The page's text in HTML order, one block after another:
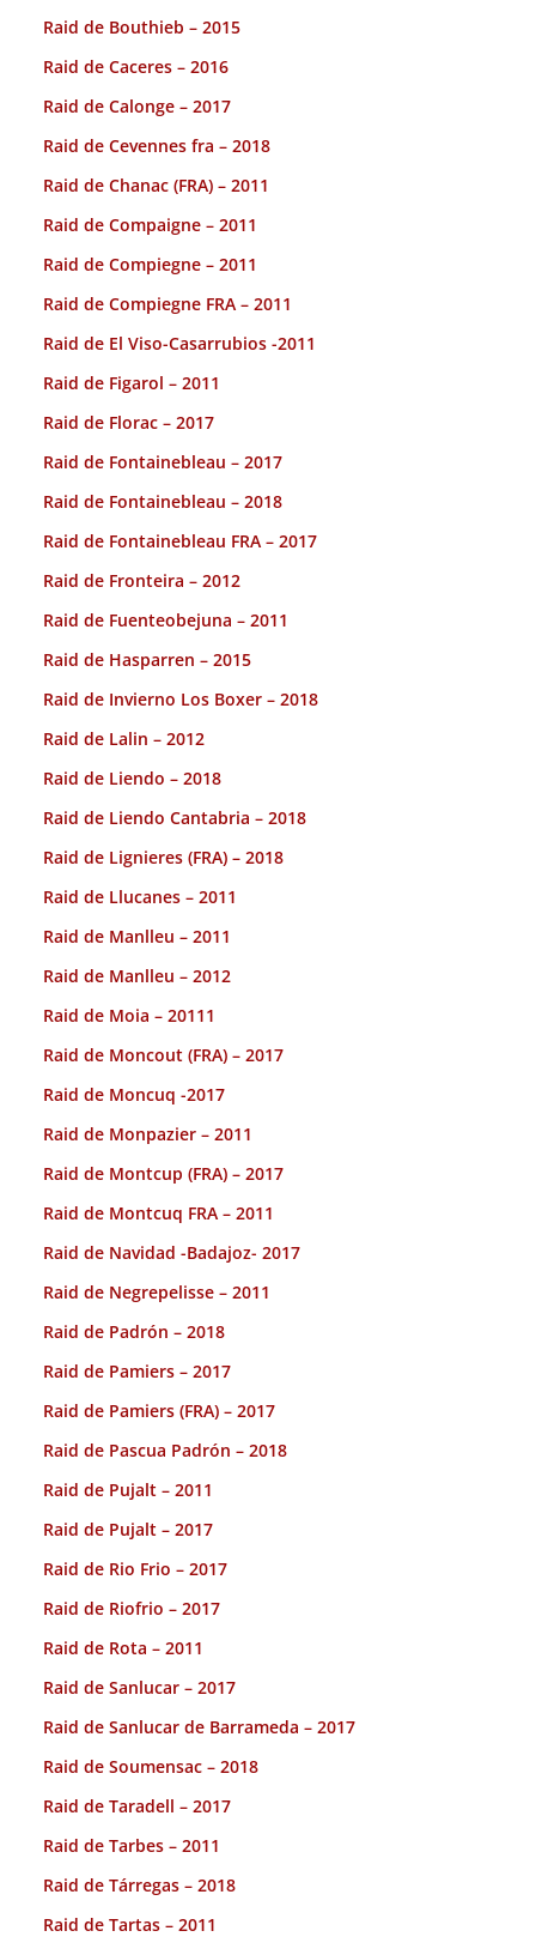
Raid de Bouthieb – 2015
Raid de Caceres – 2016
Raid de Calonge – 2017
Raid de Cevennes fra – 2018
Raid de Chanac (FRA) – 2011
Raid de Compaigne – 2011
Raid de Compiegne – 2011
Raid de Compiegne FRA – 2011
Raid de El Viso-Casarrubios -2011
Raid de Figarol – 2011
Raid de Florac – 2017
Raid de Fontainebleau – 2017
Raid de Fontainebleau – 2018
Raid de Fontainebleau FRA – 2017
Raid de Fronteira – 2012
Raid de Fuenteobejuna – 2011
Raid de Hasparren – 2015
Raid de Invierno Los Boxer – 2018
Raid de Lalin – 2012
Raid de Liendo – 2018
Raid de Liendo Cantabria – 2018
Raid de Lignieres (FRA) – 2018
Raid de Llucanes – 2011
Raid de Manlleu – 2011
Raid de Manlleu – 2012
Raid de Moia – 20111
Raid de Moncout (FRA) – 2017
Raid de Moncuq -2017
Raid de Monpazier – 2011
Raid de Montcup (FRA) – 2017
Raid de Montcuq FRA – 2011
Raid de Navidad -Badajoz- 2017
Raid de Negrepelisse – 2011
Raid de Padrón – 2018
Raid de Pamiers – 2017
Raid de Pamiers (FRA) – 2017
Raid de Pascua Padrón – 2018
Raid de Pujalt – 2011
Raid de Pujalt – 2017
Raid de Rio Frio – 2017
Raid de Riofrio – 2017
Raid de Rota – 2011
Raid de Sanlucar – 2017
Raid de Sanlucar de Barrameda – 2017
Raid de Soumensac – 2018
Raid de Taradell – 2017
Raid de Tarbes – 2011
Raid de Tárregas – 2018
Raid de Tartas – 2011